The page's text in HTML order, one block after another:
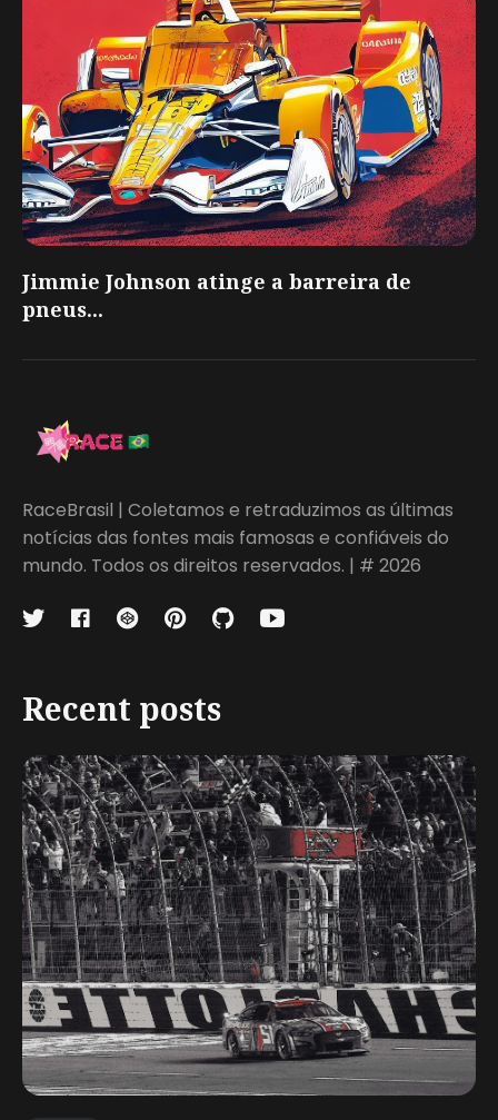
Jimmie Johnson atinge a barreira de
pneus...
RaceBrasil | Coletamos e retraduzimos as últimas
notícias das fontes mais famosas e confiáveis do
mundo. Todos os direitos reservados. | # 2026
Recent posts